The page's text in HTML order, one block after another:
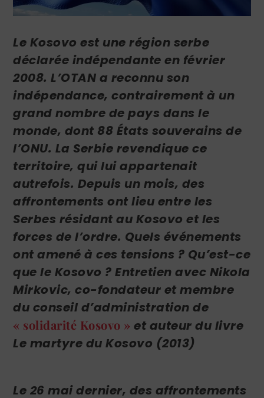
Le Kosovo est une région serbe
déclarée indépendante en février
2008. L’OTAN a reconnu son
indépendance, contrairement à un
grand nombre de pays dans le
monde, dont 88 États souverains de
l’ONU. La Serbie revendique ce
territoire, qui lui appartenait
autrefois. Depuis un mois, des
affrontements ont lieu entre les
Serbes résidant au Kosovo et les
forces de l’ordre. Quels événements
ont amené à ces tensions ? Qu’est-ce
que le Kosovo ? Entretien avec Nikola
Mirkovic, co-fondateur et membre
du conseil d’administration de
« solidarité Kosovo » et auteur du livre
Le martyre du Kosovo (2013)
Le 26 mai dernier, des affrontements